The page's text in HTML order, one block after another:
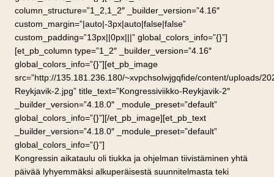
column_structure=”1_2,1_2″ _builder_version=”4.16″
custom_margin=”|auto|-3px|auto|false|false”
custom_padding=”13px||0px|||” global_colors_info=”{}”]
[et_pb_column type=”1_2″ _builder_version=”4.16″
global_colors_info=”{}”][et_pb_image
src=”http://135.181.236.180/~xvpchsolwjgqfide/content/uploads/
Reykjavik-2.jpg” title_text=”Kongressiviikko-Reykjavik-2″
_builder_version=”4.18.0″ _module_preset=”default”
global_colors_info=”{}”][/et_pb_image][et_pb_text
_builder_version=”4.18.0″ _module_preset=”default”
global_colors_info=”{}”]
Kongressin aikataulu oli tiukka ja ohjelman tiivistäminen yhtä
päivää lyhyemmäksi alkuperäisestä suunnitelmasta teki